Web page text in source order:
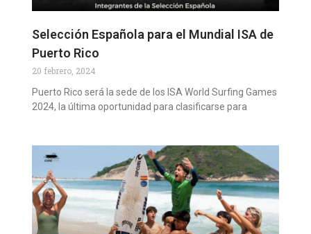
Selección Española para el Mundial ISA de
Puerto Rico
20 febrero, 2024
Puerto Rico será la sede de los ISA World Surfing Games
2024, la última oportunidad para clasificarse para